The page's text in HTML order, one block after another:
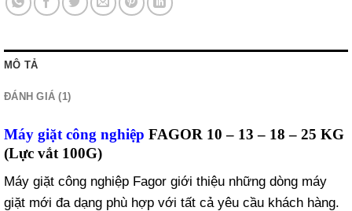
MÔ TẢ
ĐÁNH GIÁ (1)
Máy giặt công nghiệp FAGOR 10 – 13 – 18 – 25 KG
(Lực vắt 100G)
Máy giặt công nghiệp Fagor giới thiệu những dòng máy
giặt mới đa dạng phù hợp với tất cả yêu cầu khách hàng.